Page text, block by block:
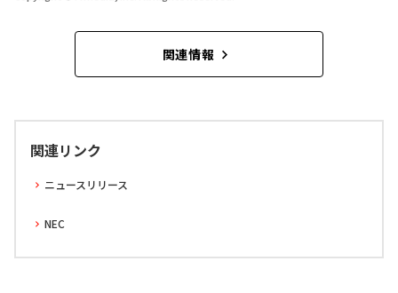
関連情報
関連リンク
ニュースリリース
NEC